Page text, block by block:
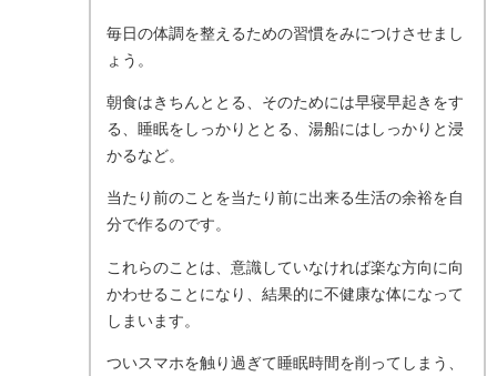
毎日の体調を整えるための習慣をみにつけさせまし
ょう。
朝食はきちんととる、そのためには早寝早起きをす
る、睡眠をしっかりととる、湯船にはしっかりと浸
かるなど。
当たり前のことを当たり前に出来る生活の余裕を自
分で作るのです。
これらのことは、意識していなければ楽な方向に向
かわせることになり、結果的に不健康な体になって
しまいます。
ついスマホを触り過ぎて睡眠時間を削ってしまう、